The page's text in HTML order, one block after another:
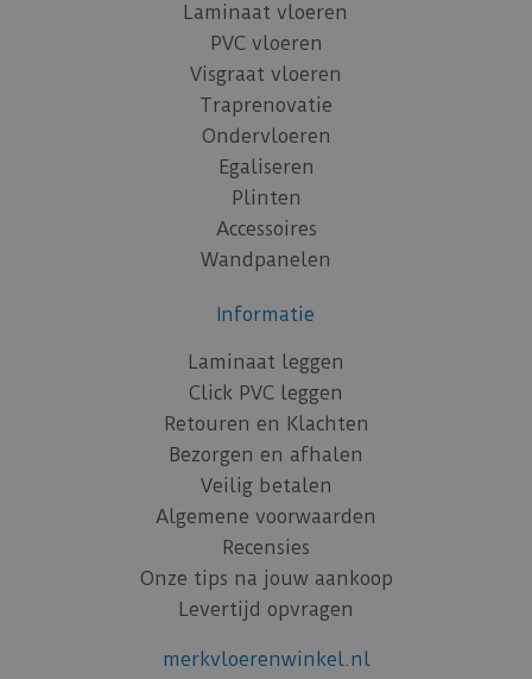
Laminaat vloeren
PVC vloeren
Visgraat vloeren
Traprenovatie
Ondervloeren
Egaliseren
Plinten
Accessoires
Wandpanelen
Informatie
Laminaat leggen
Click PVC leggen
Retouren en Klachten
Bezorgen en afhalen
Veilig betalen
Algemene voorwaarden
Recensies
Onze tips na jouw aankoop
Levertijd opvragen
merkvloerenwinkel.nl